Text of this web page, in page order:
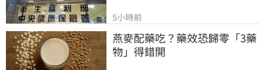
5小時前
燕麥配藥吃？藥效恐歸零「3藥
物」得錯開